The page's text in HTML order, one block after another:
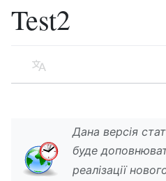
Test2
Мова
Дана версія
буде
реалізації